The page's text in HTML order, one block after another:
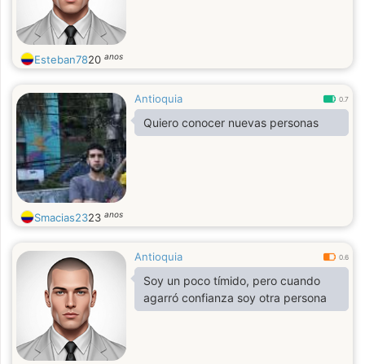
Esteban7820 anos
Antioquia 0.7
Quiero conocer nuevas personas
Smacias2323 anos
Antioquia 0.6
Soy un poco tímido, pero cuando
agarró confianza soy otra persona